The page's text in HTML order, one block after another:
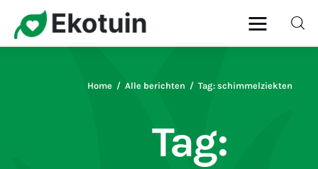
Tag:
Home Alle berichten Tag: schimmelziekten